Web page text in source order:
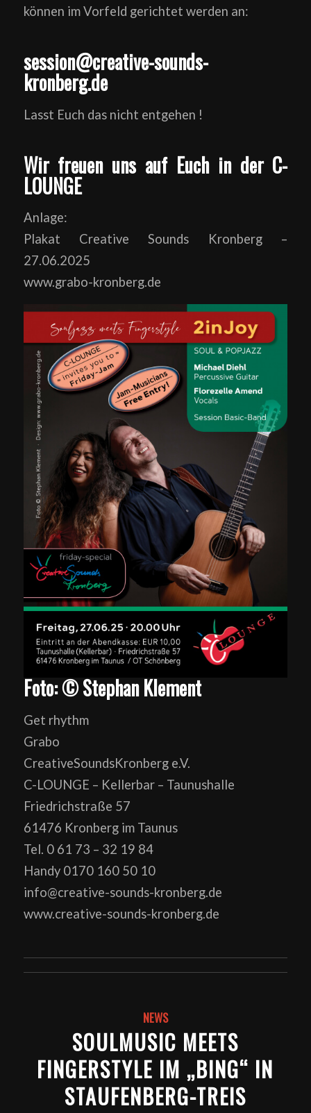
können im Vorfeld gerichtet werden an:
session@creative-sounds-
kronberg.de
Lasst Euch das nicht entgehen !
Wir freuen uns auf Euch in der C-
LOUNGE
Anlage:
Plakat Creative Sounds Kronberg –
27.06.2025
www.grabo-kronberg.de
Foto: © Stephan Klement
Get rhythm
Grabo
CreativeSoundsKronberg e.V.
C-LOUNGE – Kellerbar – Taunushalle
Friedrichstraße 57
61476 Kronberg im Taunus
Tel. 0 61 73 – 32 19 84
Handy 0170 160 50 10
info@creative-sounds-kronberg.de
www.creative-sounds-kronberg.de
NEWS
SOULMUSIC MEETS
FINGERSTYLE IM „BING“ IN
STAUFENBERG-TREIS